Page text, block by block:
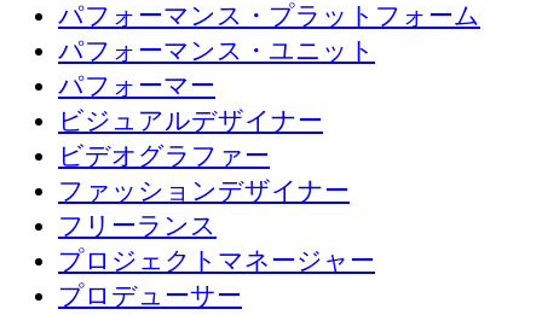
パフォーマンス・プラットフォーム
パフォーマンス・ユニット
パフォーマー
ビジュアルデザイナー
ビデオグラファー
ファッションデザイナー
フリーランス
プロジェクトマネージャー
プロデューサー